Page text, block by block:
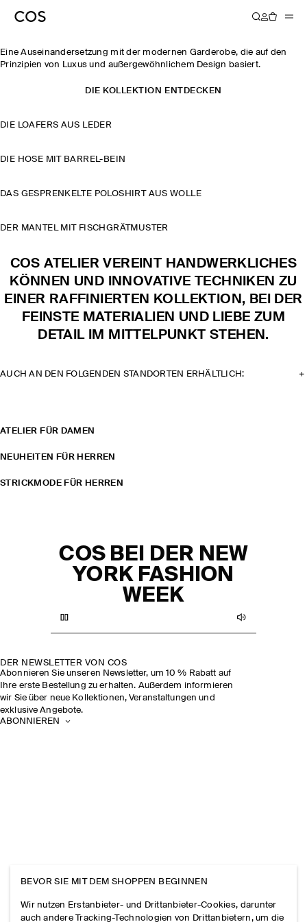
ATELIER KOLLEKTION H/W24
Eine Auseinandersetzung mit der modernen Garderobe, die auf den
Prinzipien von Luxus und außergewöhnlichem Design basiert.
DIE KOLLEKTION ENTDECKEN
DIE LOAFERS AUS LEDER
DIE HOSE MIT BARREL-BEIN
DAS GESPRENKELTE POLOSHIRT AUS WOLLE
DER MANTEL MIT FISCHGRÄTMUSTER
COS ATELIER VEREINT HANDWERKLICHES
KÖNNEN UND INNOVATIVE TECHNIKEN ZU
EINER RAFFINIERTEN KOLLEKTION, BEI DER
FEINSTE MATERIALIEN UND LIEBE ZUM
DETAIL IM MITTELPUNKT STEHEN.
AUCH AN DEN FOLGENDEN STANDORTEN ERHÄLTLICH:
ATELIER FÜR DAMEN
NEUHEITEN FÜR HERREN
STRICKMODE FÜR HERREN
COS BEI DER NEW
YORK FASHION
WEEK
DER NEWSLETTER VON COS
Abonnieren Sie unseren Newsletter, um 10 % Rabatt auf
Ihre erste Bestellung zu erhalten. Außerdem informieren
wir Sie über neue Kollektionen, Veranstaltungen und
exklusive Angebote.
ABONNIEREN
BEVOR SIE MIT DEM SHOPPEN BEGINNEN
Wir nutzen Erstanbieter- und Drittanbieter-Cookies, darunter
auch andere Tracking-Technologien von Drittanbietern, um die